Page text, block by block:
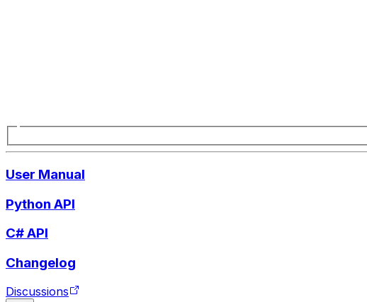
User Manual
Python API
C# API
Changelog
Discussions